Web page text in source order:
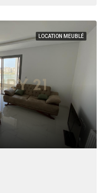
LOCATION MEUBLÉ